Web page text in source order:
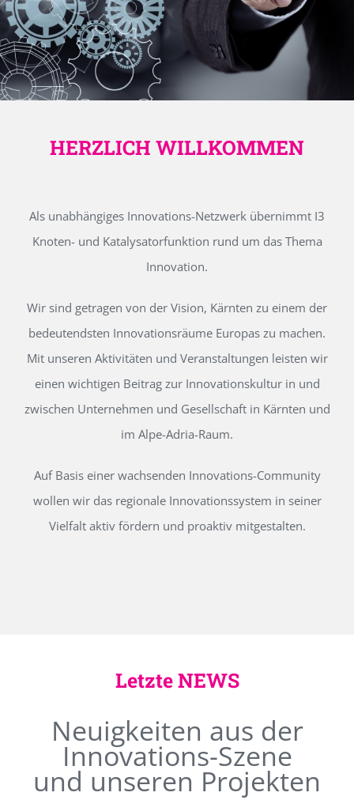
HERZLICH WILLKOMMEN
Als unabhängiges Innovations-Netzwerk übernimmt I3
Knoten- und Katalysatorfunktion rund um das Thema
Innovation.
Wir sind getragen von der Vision, Kärnten zu einem der
bedeutendsten Innovationsräume Europas zu machen.
Mit unseren Aktivitäten und Veranstaltungen leisten wir
einen wichtigen Beitrag zur Innovationskultur in und
zwischen Unternehmen und Gesellschaft in Kärnten und
im Alpe-Adria-Raum.
Auf Basis einer wachsenden Innovations-Community
wollen wir das regionale Innovationssystem in seiner
Vielfalt aktiv fördern und proaktiv mitgestalten.
Letzte NEWS
Neuigkeiten aus der
Innovations-Szene
und unseren Projekten